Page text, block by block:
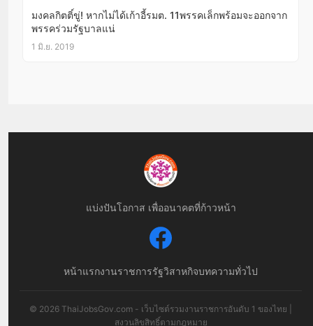
มงคลกิตติ์ขู่! หากไม่ได้เก้าอี้รมต. 11พรรคเล็กพร้อมจะออกจาก
พรรคร่วมรัฐบาลแน่
1 มิ.ย. 2019
แบ่งปันโอกาส เพื่ออนาคตที่ก้าวหน้า
หน้าแรกงานราชการรัฐวิสาหกิจบทความทั่วไป
© 2026 ThaiJobsGov.com - เว็บไซต์รวมงานราชการอันดับ 1 ของไทย |
สงวนลิขสิทธิ์ตามกฎหมาย